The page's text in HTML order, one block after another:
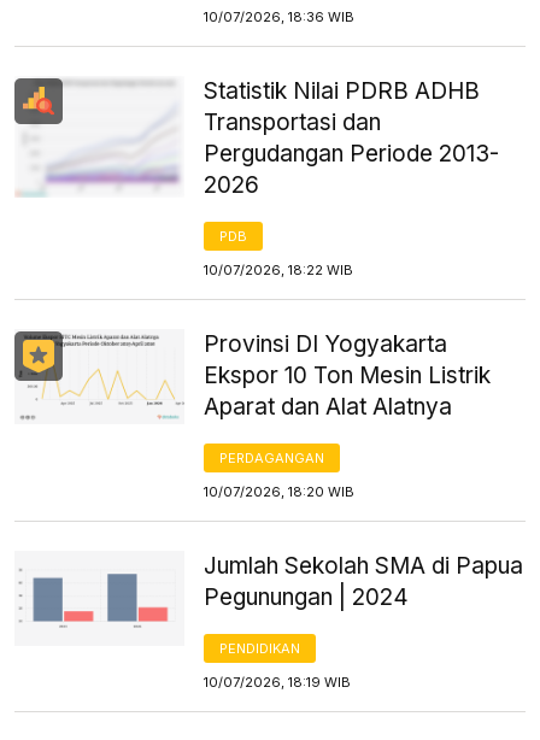
10/07/2026, 18:36 WIB
Statistik Nilai PDRB ADHB
Transportasi dan
Pergudangan Periode 2013-
2026
PDB
10/07/2026, 18:22 WIB
Provinsi DI Yogyakarta
Ekspor 10 Ton Mesin Listrik
Aparat dan Alat Alatnya
PERDAGANGAN
10/07/2026, 18:20 WIB
Jumlah Sekolah SMA di Papua
Pegunungan | 2024
PENDIDIKAN
10/07/2026, 18:19 WIB